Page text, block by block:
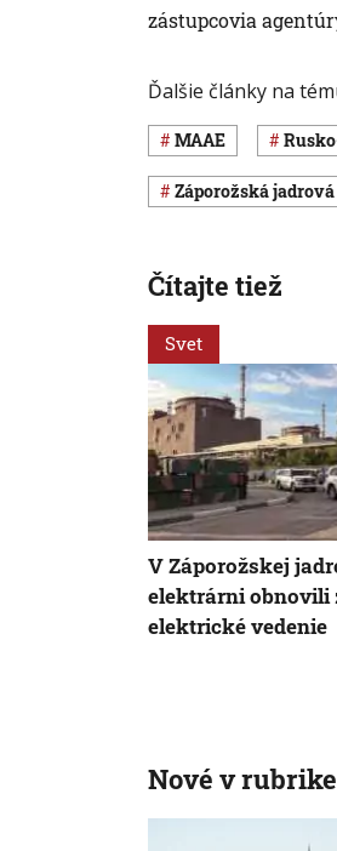
zástupcovia
Ďalšie články na
MAAE
Záporožská
Čítajte tiež
Svet
V Záporožskej
elektrárni obnovili
elektrické vedenie
Nové v